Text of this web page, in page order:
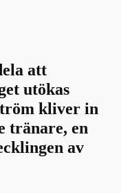
att
utökas
kliver in
tränare, en
av